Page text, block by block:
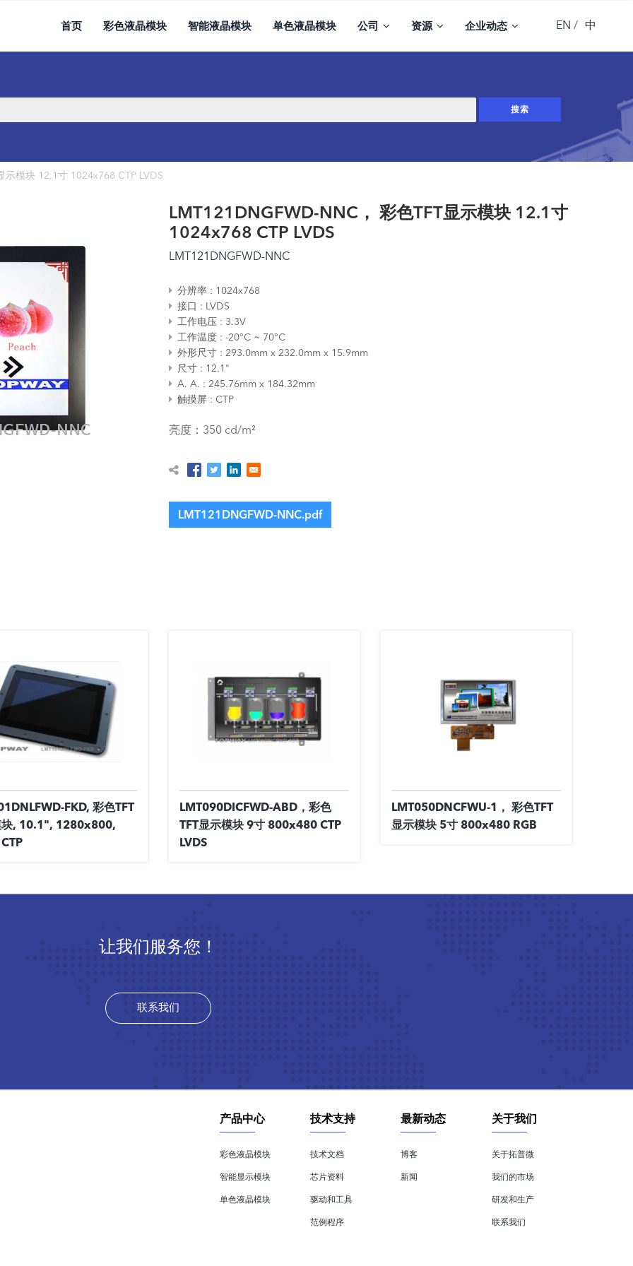
首页 彩色液晶模块 智能液晶模块 单色液晶模块 公司 资源 企业动态 EN 中
模块 12.1寸 1024x768 CTP LVDS
LMT121DNGFWD-NNC， 彩色TFT显示模块 12.1寸
1024x768 CTP LVDS
LMT121DNGFWD-NNC
分辨率
1024x768
接口
LVDS
工作电压
3.3V
工作温度
-20°C ~ 70°C
外形尺寸
293.0mm x 232.0mm x 15.9mm
尺寸
12.1"
A. A.
245.76mm x 184.32mm
触摸屏
CTP
亮度：350 cd/m²
LMT121DNGFWD-NNC.pdf
FKD, 彩色TFT
块, 10.1", 1280x800,
LMT090DICFWD-ABD，彩色
TFT显示模块 9寸 800x480 CTP
LVDS
LMT050DNCFWU-1， 彩色TFT
显示模块 5寸 800x480 RGB
让我们服务您！
联系我们
关于我们
关于拓普微
我们的市场
研发和生产
联系我们
最新动态
博客
新闻
技术支持
技术文档
芯片资料
驱动和工具
范例程序
产品中心
彩色液晶模块
智能显示模块
单色液晶模块